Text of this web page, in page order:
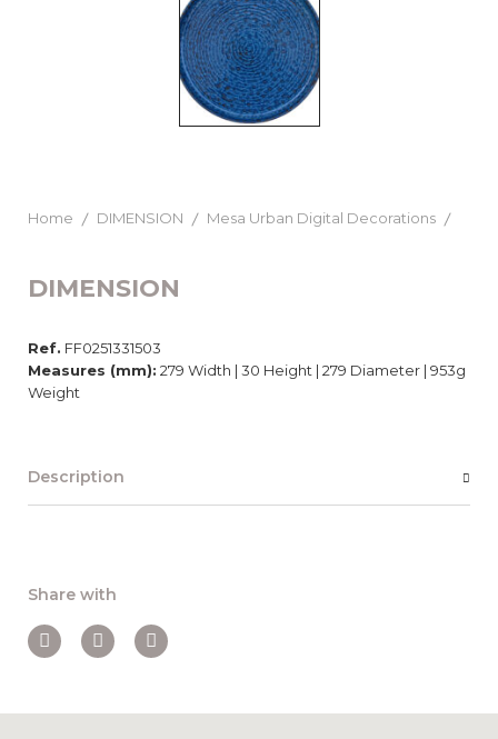
Home DIMENSION Mesa Urban Digital Decorations
DIMENSION
Ref. FF0251331503
Measures (mm): 279 Width | 30 Height | 279 Diameter | 953g
Weight
Description
Share with